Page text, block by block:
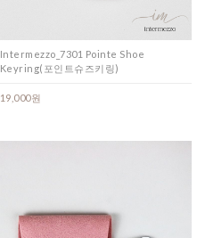
Intermezzo_7301 Pointe Shoe
Keyring(포인트슈즈키링)
19,000원